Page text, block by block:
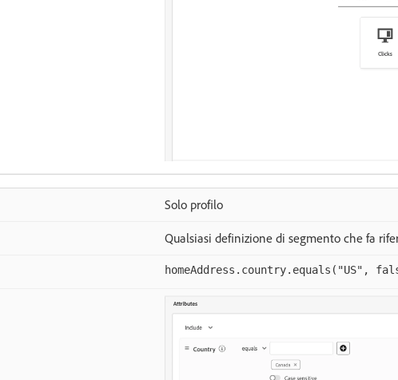
Solo profilo
Qualsiasi definizione di segmento che fa
homeAddress.country.equals("US",